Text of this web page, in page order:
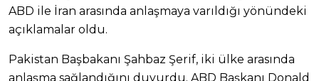
ABD ile İran arasında anlaşmaya varıldığı yönündeki
açıklamalar oldu.
Pakistan Başbakanı Şahbaz Şerif, iki ülke arasında
anlaşma sağlandığını duyurdu. ABD Başkanı Donald